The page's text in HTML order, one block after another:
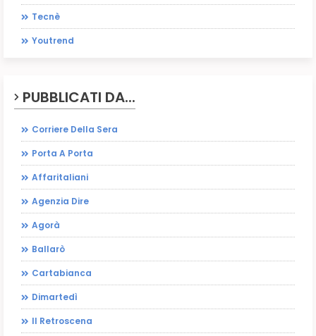
Tecnè
Youtrend
PUBBLICATI DA...
Corriere Della Sera
Porta A Porta
Affaritaliani
Agenzia Dire
Agorà
Ballarò
Cartabianca
Dimartedì
Il Retroscena